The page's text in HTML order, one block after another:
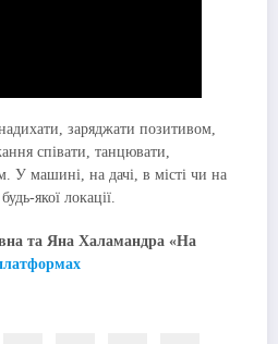
заряджати позитивом,
співати, танцювати,
У машині, на дачі, в місті чи на
якої локації.
та Яна Халамандра «На